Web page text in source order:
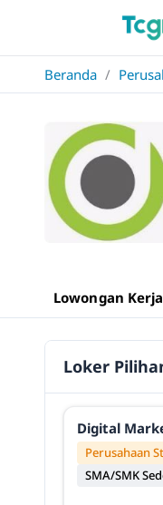
Beranda /
Lowongan
Loker
Digital
Perusahaan
SMA/SMK